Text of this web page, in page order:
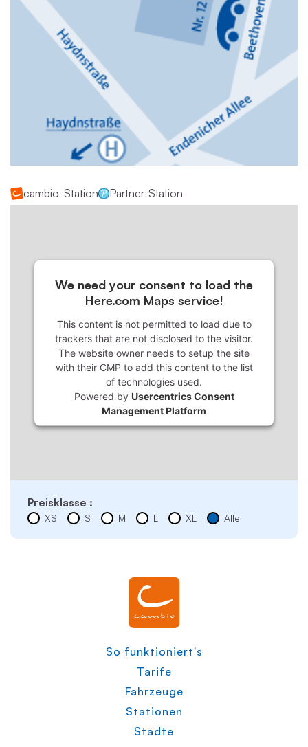
cambio-Station Partner-Station
We need your consent to load the
Here.com Maps service!
This content is not permitted to load due to
trackers that are not disclosed to the visitor.
The website owner needs to setup the site
with their CMP to add this content to the list
of technologies used.
Powered by Usercentrics Consent
Management Platform
Preisklasse :
XS S M L XL Alle
So funktioniert's
Tarife
Fahrzeuge
Stationen
Städte